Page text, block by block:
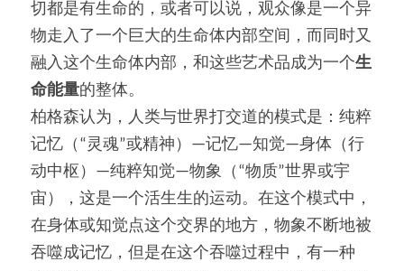
切都是有生命的，或者可以说，观众像是一个异
物走入了一个巨大的生命体内部空间，而同时又
融入这个生命体内部，和这些艺术品成为一个生
命能量的整体。
柏格森认为，人类与世界打交道的模式是：纯粹
记忆（“灵魂”或精神）—记忆—知觉—身体（行
动中枢）—纯粹知觉—物象（“物质”世界或宇
宙），这是一个活生生的运动。在这个模式中，
在身体或知觉点这个交界的地方，物象不断地被
吞噬成记忆，但是在这个吞噬过程中，有一种